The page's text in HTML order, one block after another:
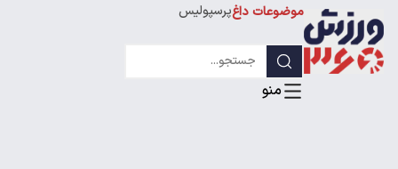
موضوعات داغپرسپولیس
لیگ قهرمانان